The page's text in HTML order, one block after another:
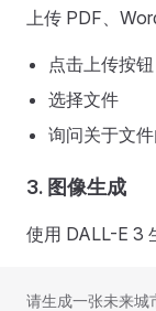
上传 PDF、
点击上传按钮
选择文件
询问关于文
3. 图像生成
使用 DALL-E 3
请生成一张未来城